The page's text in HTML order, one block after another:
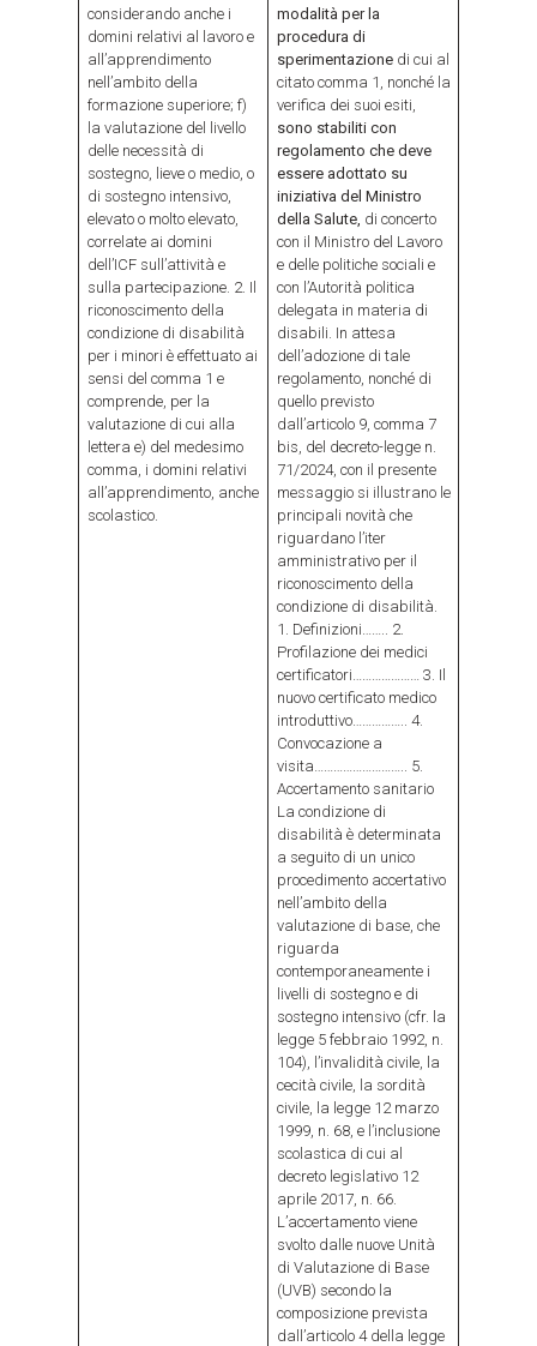
considerando anche i
domini relativi al lavoro e
all’apprendimento
nell’ambito della
formazione superiore; f)
la valutazione del livello
delle necessità di
sostegno, lieve o medio, o
di sostegno intensivo,
elevato o molto elevato,
correlate ai domini
dell’ICF sull’attività e
sulla partecipazione. 2. Il
riconoscimento della
condizione di disabilità
per i minori è effettuato ai
sensi del comma 1 e
comprende, per la
valutazione di cui alla
lettera e) del medesimo
comma, i domini relativi
all’apprendimento, anche
scolastico.
modalità per la
procedura di
sperimentazionedi cui al
citato comma 1, nonché la
verifica dei suoi esiti,
sono stabiliti con
regolamento che deve
essere adottato su
iniziativa del Ministro
della Salute, di concerto
con il Ministro del Lavoro
e delle politiche sociali e
con l’Autorità politica
delegata in materia di
disabili. In attesa
dell’adozione di tale
regolamento, nonché di
quello previsto
dall’articolo 9, comma 7
bis, del decreto-legge n.
71/2024, con il presente
messaggio si illustrano le
principali novità che
riguardano l’iter
amministrativo per il
riconoscimento della
condizione di disabilità.
1. Definizioni…….. 2.
Profilazione dei medici
certificatori………………… 3. Il
nuovo certificato medico
introduttivo…………….. 4.
Convocazione a
visita……………………….. 5.
Accertamento sanitario
La condizione di
disabilità è determinata
a seguito di un unico
procedimento accertativo
nell’ambito della
valutazione di base, che
riguarda
contemporaneamente i
livelli di sostegno e di
sostegno intensivo (cfr. la
legge 5 febbraio 1992, n.
104), l’invalidità civile, la
cecità civile, la sordità
civile, la legge 12 marzo
1999, n. 68, e l’inclusione
scolastica di cui al
decreto legislativo 12
aprile 2017, n. 66.
L’accertamento viene
svolto dalle nuove Unità
di Valutazione di Base
(UVB) secondo la
composizione prevista
dall’articolo 4 della legge